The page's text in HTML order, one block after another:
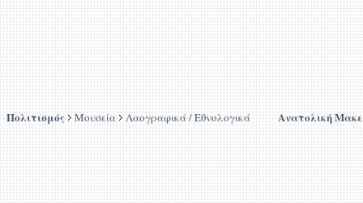
Πολιτισμός Μουσεία Λαογραφικά / Εθνολογικά Ανατολική